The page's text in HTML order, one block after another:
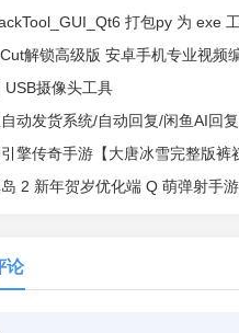
打包py 为 exe
解锁高级版 安卓手机专业视频编辑神器
USB摄像头工具
动发货系统/自动回复/闲鱼AI回
手游【大唐冰雪完整版裤衩7.0免授权】2026整理特色服务端+寒冬之城+万象古城+天
年贺岁优化端 Q 萌弹射手游 一键单机端 + Linux 手工端 + GM 后
论